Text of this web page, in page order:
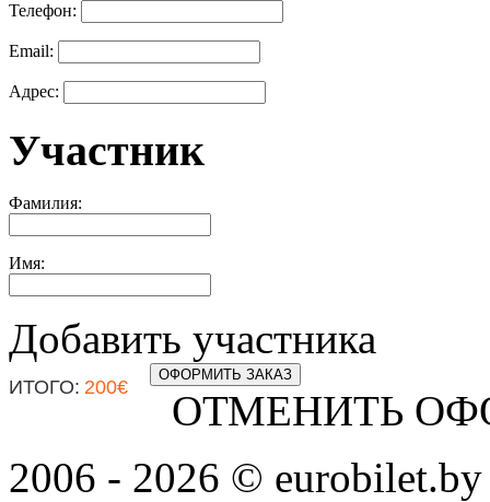
Телефон:
Email:
Адрес:
Участник
Фамилия:
Имя:
Добавить участника
ИТОГО: 200€
ОФОРМИТЬ ЗАКАЗ
ОТМЕНИТЬ
2006 - 2026 © eurobilet.by